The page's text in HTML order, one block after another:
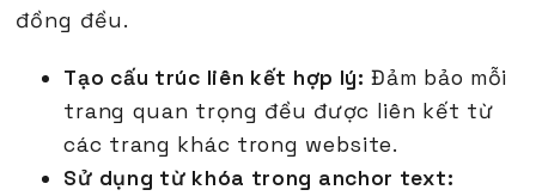
đồng đều.
Tạo cấu trúc liên kết hợp lý: Đảm bảo mỗi
trang quan trọng đều được liên kết từ
các trang khác trong website.
Sử dụng từ khóa trong anchor text: